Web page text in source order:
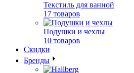
Текстиль для ванной
17 товаров
Подушки и чехлы
10 товаров
Скидки
Бренды